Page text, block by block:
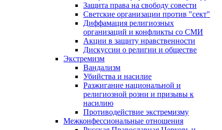
Защита права на свободу совести
Светские организации против "сект"
Диффамация религиозных
организаций и конфликты со СМИ
Акции в защиту нравственности
Дискуссии о религии и обществе
Экстремизм
Вандализм
Убийства и насилие
Разжигание национальной и
религиозной розни и призывы к
насилию
Противодействие экстремизму
Межконфессиональные отношения